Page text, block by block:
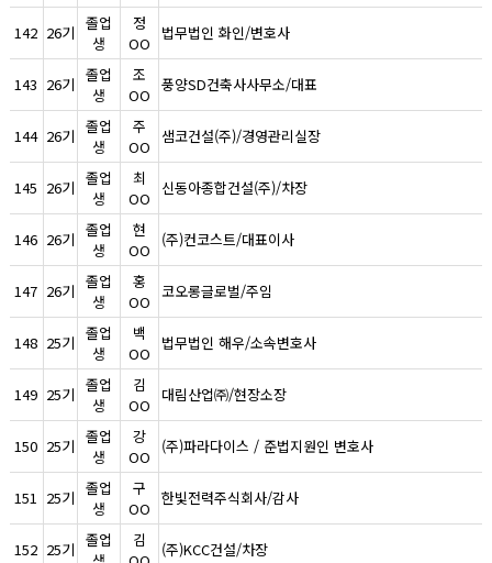
142 26기 졸업
생
정
OO
법무법인 화인/변호사
143 26기 졸업
생
조
OO
풍양SD건축사사무소/대표
144 26기 졸업
생
주
OO
샘코건설(주)/경영관리실장
145 26기 졸업
생
최
OO
신동아종합건설(주)/차장
146 26기 졸업
생
현
OO
(주)컨코스트/대표이사
147 26기 졸업
생
홍
OO
코오롱글로벌/주임
148 25기 졸업
생
백
OO
법무법인 해우/소속변호사
149 25기 졸업
생
김
OO
대림산업㈜/현장소장
150 25기 졸업
생
강
OO
(주)파라다이스 / 준법지원인 변호사
151 25기 졸업
생
구
OO
한빛전력주식회사/감사
152 25기 졸업
김
(주)KCC건설/차장